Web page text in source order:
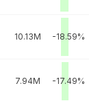
10.13M -18.59%
7.94M -17.49%